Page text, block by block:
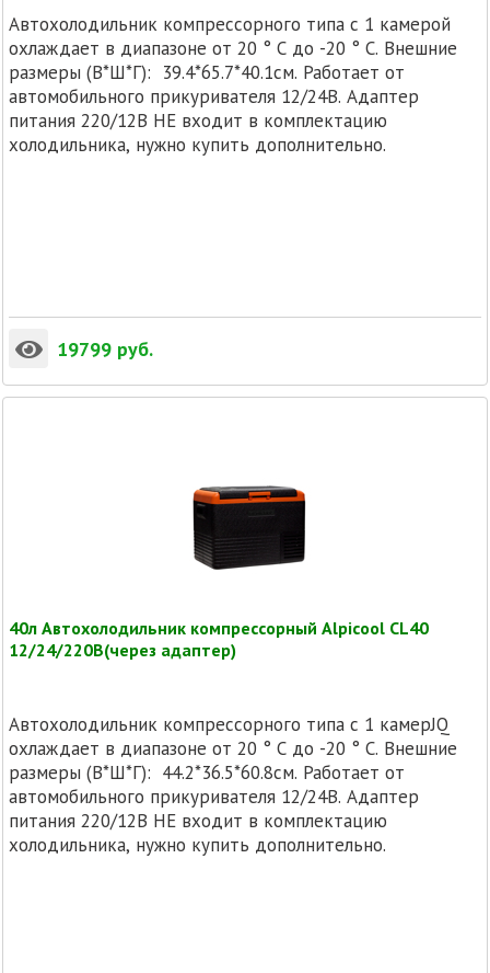
Автохолодильник компрессорного типа с 1 камерой
охлаждает в диапазоне от 20 ° C до -20 ° C. Внешние
размеры (В*Ш*Г): 39.4*65.7*40.1см. Работает от
автомобильного прикуривателя 12/24В. Адаптер
питания 220/12В НЕ входит в комплектацию
холодильника, нужно купить дополнительно.
19799 руб.
40л Автохолодильник компрессорный Alpicool CL40
12/24/220В(через адаптер)
Автохолодильник компрессорного типа с 1 камерJQ
охлаждает в диапазоне от 20 ° C до -20 ° C. Внешние
размеры (В*Ш*Г): 44.2*36.5*60.8см. Работает от
автомобильного прикуривателя 12/24В. Адаптер
питания 220/12В НЕ входит в комплектацию
холодильника, нужно купить дополнительно.